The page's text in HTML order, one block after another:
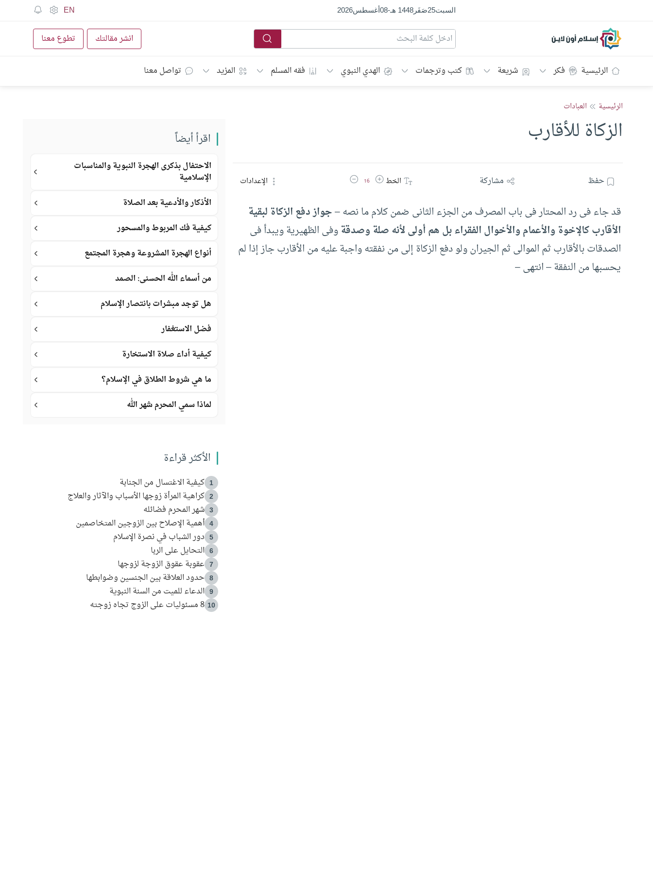
السبت25صَفَر1448 هـ -
08أغسطس2026
EN
إسلام أون لاين انشر مقالتك تطوع معنا
الرئيسية فكر شريعة كتب وترجمات الهدي النبوي فقه المسلم المزيد تواصل معنا
الرئيسية العبادات
الزكاة للأقارب
حفظ مشاركة الخطزيادة حجم الخط
16 تقليل حجم الخط الإعدادات
قد جاء فى رد المحتار فى باب المصرف من الجزء الثانى ضمن كلام ما نصه –جواز دفع الزكاة لبقية
الأقارب كالإخوة والأعمام والأخوال الفقراء بل هم أولى لأنه صلة وصدقةوفى الظهيرية ويبدأ فى
الصدقات بالأقارب ثم الموالى ثم الجيران ولو دفع الزكاة إلى من نفقته واجبة عليه من الأقارب جاز إذا لم
يحسبها من النفقة – انتهى –
اقرأ أيضاً
الاحتفال بذكرى الهجرة النبوية والمناسبات
الإسلامية
الأذكار والأدعية بعد الصلاة
كيفية فك المربوط والمسحور
أنواع الهجرة المشروعة وهجرة المجتمع
من أسماء الله الحسنى: الصمد
هل توجد مبشرات بانتصار الإسلام
فضل الاستغفار
كيفية أداء صلاة الاستخارة
ما هي شروط الطلاق في الإسلام؟
لماذا سمي المحرم شهر الله
الأكثر قراءة
1 كيفية الاغتسال من الجنابة
2 كراهية المرأة زوجها الأسباب والآثار والعلاج
3 شهر المحرم فضائله
4 أهمية الإصلاح بين الزوجين المتخاصمين
5 دور الشباب في نصرة الإسلام
6 التحايل على الربا
7 عقوبة عقوق الزوجة لزوجها
8 حدود العلاقة بين الجنسين وضوابطها
9 الدعاء للميت من السنة النبوية
10 8 مسئوليات على الزوج تجاه زوجته